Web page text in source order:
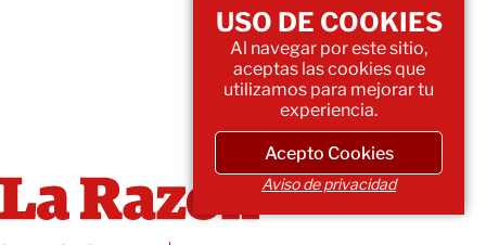
USO DE COOKIES
Al navegar por este sitio,
aceptas las cookies que
utilizamos para mejorar tu
experiencia.
Acepto Cookies
Aviso de privacidad